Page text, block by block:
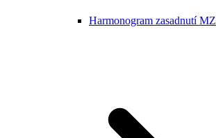
Harmonogram zasadnutí MZ